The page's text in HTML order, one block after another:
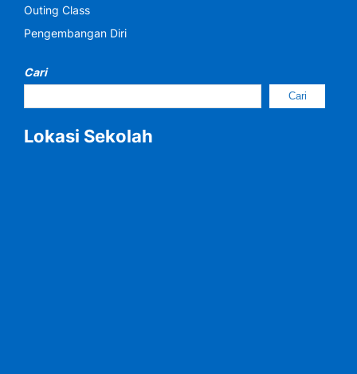
Outing Class
Pengembangan Diri
Cari
Cari
Lokasi Sekolah